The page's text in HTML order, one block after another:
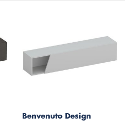
Benvenuto Design